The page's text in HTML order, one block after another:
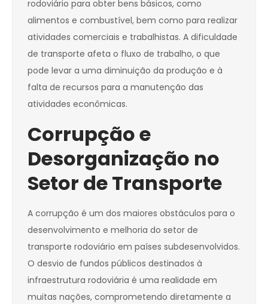
rodoviário para obter bens básicos, como
alimentos e combustível, bem como para realizar
atividades comerciais e trabalhistas. A dificuldade
de transporte afeta o fluxo de trabalho, o que
pode levar a uma diminuição da produção e à
falta de recursos para a manutenção das
atividades econômicas.
Corrupção e
Desorganização no
Setor de Transporte
A corrupção é um dos maiores obstáculos para o
desenvolvimento e melhoria do setor de
transporte rodoviário em países subdesenvolvidos.
O desvio de fundos públicos destinados à
infraestrutura rodoviária é uma realidade em
muitas nações, comprometendo diretamente a